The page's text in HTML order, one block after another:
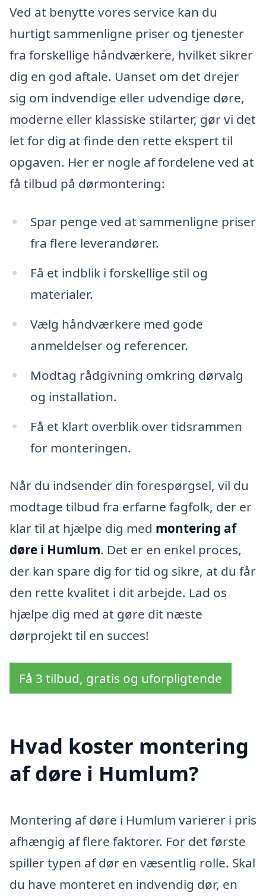
Ved at benytte vores service kan du
hurtigt sammenligne priser og tjenester
fra forskellige håndværkere, hvilket sikrer
dig en god aftale. Uanset om det drejer
sig om indvendige eller udvendige døre,
moderne eller klassiske stilarter, gør vi det
let for dig at finde den rette ekspert til
opgaven. Her er nogle af fordelene ved at
få tilbud på dørmontering:
Spar penge ved at sammenligne priser
fra flere leverandører.
Få et indblik i forskellige stil og
materialer.
Vælg håndværkere med gode
anmeldelser og referencer.
Modtag rådgivning omkring dørvalg
og installation.
Få et klart overblik over tidsrammen
for monteringen.
Når du indsender din forespørgsel, vil du
modtage tilbud fra erfarne fagfolk, der er
klar til at hjælpe dig med montering af
døre i Humlum. Det er en enkel proces,
der kan spare dig for tid og sikre, at du får
den rette kvalitet i dit arbejde. Lad os
hjælpe dig med at gøre dit næste
dørprojekt til en succes!
Få 3 tilbud, gratis og uforpligtende
Hvad koster montering
af døre i Humlum?
Montering af døre i Humlum varierer i pris
afhængig af flere faktorer. For det første
spiller typen af dør en væsentlig rolle. Skal
du have monteret en indvendig dør, en